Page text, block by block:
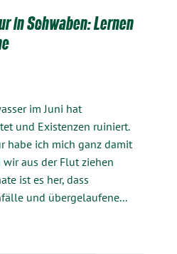
in Schwaben: Lernen
im Juni hat
und Existenzen ruiniert.
habe ich mich ganz damit
aus der Flut ziehen
ist es her, dass
und übergelaufene...